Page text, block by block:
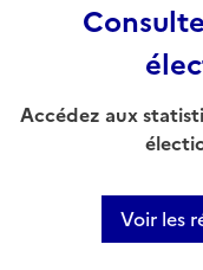
Accédez aux
Voir les